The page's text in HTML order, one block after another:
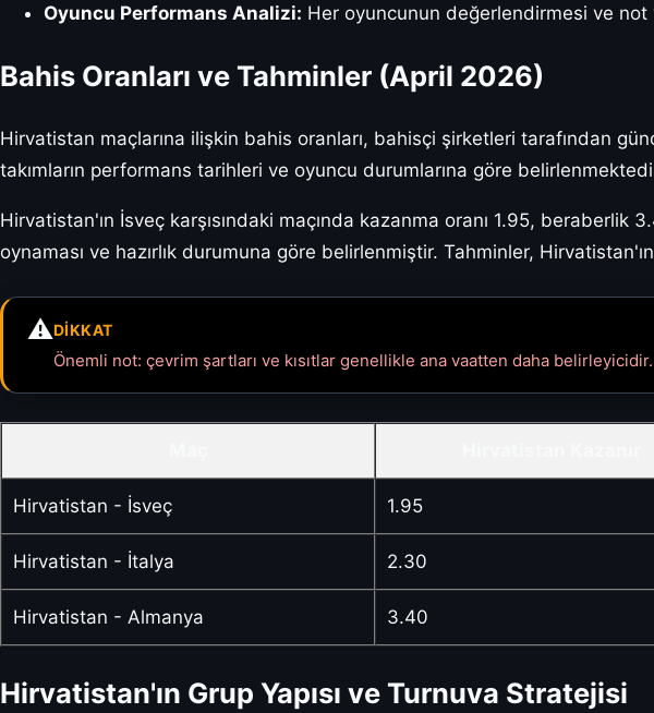
Oyuncu Performans Analizi: Her oyuncunun değerlendirmesi ve not
Bahis Oranları ve Tahminler (April 2026)
Hirvatistan maçlarına ilişkin bahis oranları, bahisçi şirketleri tarafından
takımların performans tarihleri ve oyuncu durumlarına göre
Hirvatistan'ın İsveç karşısındaki maçında kazanma oranı 1.95,
oynaması ve hazırlık durumuna göre belirlenmiştir. Tahminler,
⚠️DIKKAT
Önemli not: çevrim şartları ve kısıtlar genellikle ana vaatten daha belirleyicidir.
Hirvatistan - İsveç 1.95
Hirvatistan - İtalya 2.30
Hirvatistan - Almanya 3.40
Hirvatistan'ın Grup Yapısı ve Turnuva Stratejisi